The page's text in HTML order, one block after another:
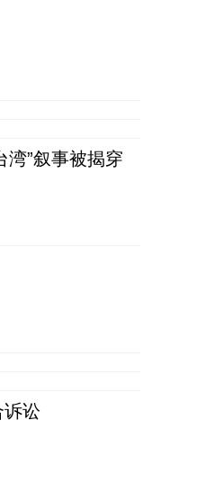
湾”叙事被揭穿
诉讼